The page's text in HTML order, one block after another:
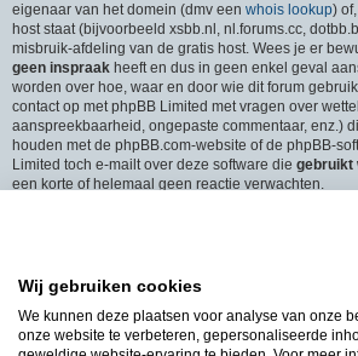
eigenaar van het domein (dmv een whois lookup)
host staat (bijvoorbeeld xsbb.nl, nl.forums.cc,
misbruik-afdeling van de gratis host. Wees je er
geen inspraak heeft en dus in geen enkel geval
worden over hoe, waar en door wie dit forum
contact op met phpBB Limited met vragen over
aanspreekbaarheid, ongepaste commentaar, enz.)
houden met de phpBB.com-website of de phpBB-
Limited toch e-mailt over deze software die gebruikt
een korte of helemaal geen reactie verwachten.
Alle gebruikers van het forum kunnen gebruik
formulier, als de optie is ingeschakeld door de
Leden van het forum kunnen ook gebruik maken van
Omhoog
Wij gebruiken cookies
We kunnen deze plaatsen voor analyse van onze
onze website te verbeteren, gepersonaliseerde